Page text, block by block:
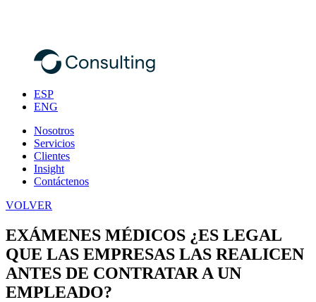
ESP
ENG
Nosotros
Servicios
Clientes
Insight
Contáctenos
VOLVER
EXÁMENES MÉDICOS ¿ES LEGAL
QUE LAS EMPRESAS LAS REALICEN
ANTES DE CONTRATAR A UN
EMPLEADO?